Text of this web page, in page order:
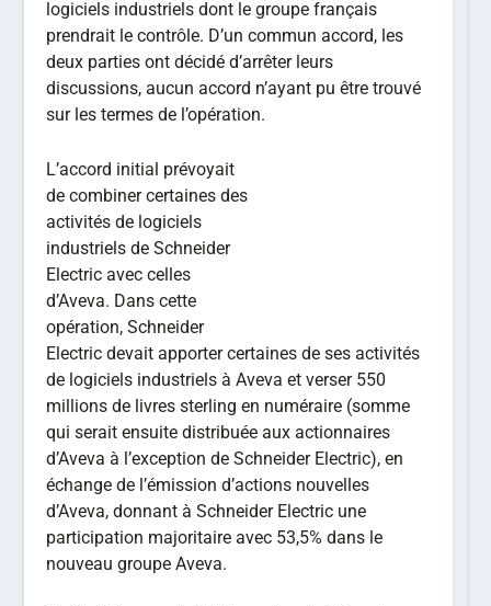
logiciels industriels dont le groupe français
prendrait le contrôle. D’un commun accord, les
deux parties ont décidé d’arrêter leurs
discussions, aucun accord n’ayant pu être trouvé
sur les termes de l’opération.
L’accord initial prévoyait
de combiner certaines des
activités de logiciels
industriels de Schneider
Electric avec celles
d’Aveva. Dans cette
opération, Schneider
Electric devait apporter certaines de ses activités
de logiciels industriels à Aveva et verser 550
millions de livres sterling en numéraire (somme
qui serait ensuite distribuée aux actionnaires
d’Aveva à l’exception de Schneider Electric), en
échange de l’émission d’actions nouvelles
d’Aveva, donnant à Schneider Electric une
participation majoritaire avec 53,5% dans le
nouveau groupe Aveva.